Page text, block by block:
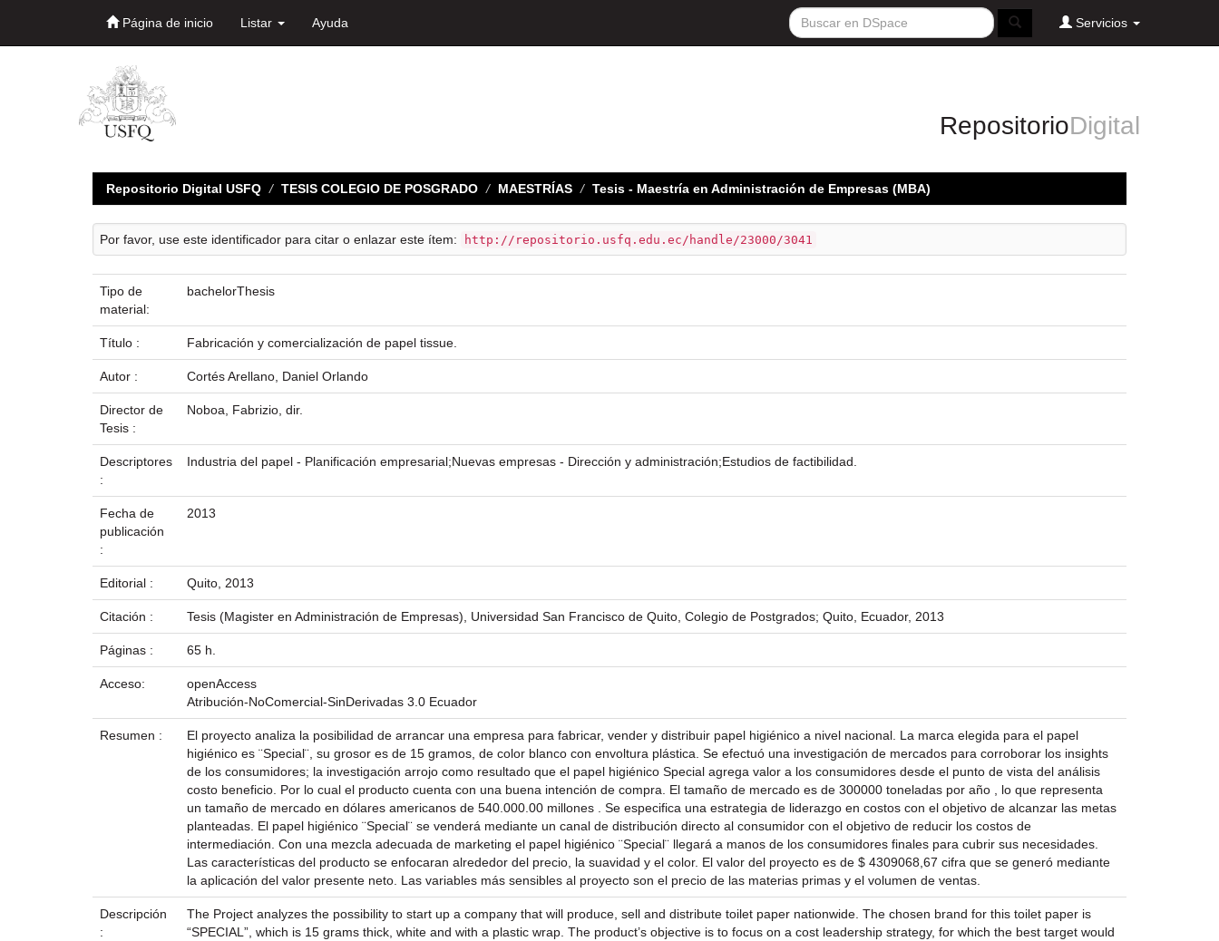
Página de inicio Listar Ayuda Servicios
RepositorioDigital
Repositorio Digital USFQ TESIS COLEGIO DE POSGRADO MAESTRÍAS Tesis - Maestría en Administración de Empresas (MBA)
Por favor, use este identificador para citar o enlazar este ítem: http://repositorio.usfq.edu.ec/handle/23000/3041
Tipo de
material:
bachelorThesis
Título : Fabricación y comercialización de papel tissue.
Autor : Cortés Arellano, Daniel Orlando
Director de
Tesis :
Noboa, Fabrizio, dir.
Descriptores
:
Industria del papel - Planificación empresarial;Nuevas empresas - Dirección y administración;Estudios de factibilidad.
Fecha de
publicación
:
2013
Editorial : Quito, 2013
Citación : Tesis (Magister en Administración de Empresas), Universidad San Francisco de Quito, Colegio de Postgrados; Quito, Ecuador, 2013
Páginas : 65 h.
Acceso:
openAccess
Atribución-NoComercial-SinDerivadas 3.0 Ecuador
Resumen :
El proyecto analiza la posibilidad de arrancar una empresa para fabricar, vender y distribuir papel higiénico a nivel nacional. La marca elegida para el papel
higiénico es ¨Special¨, su grosor es de 15 gramos, de color blanco con envoltura plástica. Se efectuó una investigación de mercados para corroborar los insights
de los consumidores; la investigación arrojo como resultado que el papel higiénico Special agrega valor a los consumidores desde el punto de vista del análisis
costo beneficio. Por lo cual el producto cuenta con una buena intención de compra. El tamaño de mercado es de 300000 toneladas por año , lo que representa
un tamaño de mercado en dólares americanos de 540.000.00 millones . Se especifica una estrategia de liderazgo en costos con el objetivo de alcanzar las metas
planteadas. El papel higiénico ¨Special¨ se venderá mediante un canal de distribución directo al consumidor con el objetivo de reducir los costos de
intermediación. Con una mezcla adecuada de marketing el papel higiénico ¨Special¨ llegará a manos de los consumidores finales para cubrir sus necesidades.
Las características del producto se enfocaran alrededor del precio, la suavidad y el color. El valor del proyecto es de $ 4309068,67 cifra que se generó mediante
la aplicación del valor presente neto. Las variables más sensibles al proyecto son el precio de las materias primas y el volumen de ventas.
Descripción
:
The Project analyzes the possibility to start up a company that will produce, sell and distribute toilet paper nationwide. The chosen brand for this toilet paper is
“SPECIAL”, which is 15 grams thick, white and with a plastic wrap. The product’s objective is to focus on a cost leadership strategy, for which the best target would